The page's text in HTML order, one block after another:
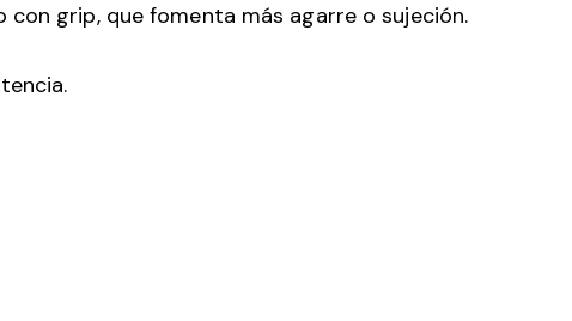
grip, que fomenta más agarre o sujeción.